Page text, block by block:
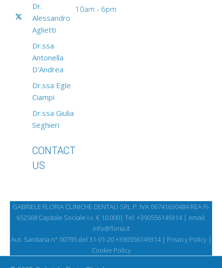
Dr.
Alessandro
Aglietti
Dr.ssa
Antonella
D'Andrea
Dr.ssa Egle
Ciampi
Dr.ssa Giulia
Seghieri
CONTACT
US
10am - 6pm
GABRIELE FLORIA CLINICHE DENTALI SRL P. IVA 06741630484 REA FI-
652568 Capitale Sociale i.v. € 10.000| Tel: +390556149314 | email:
info@floria.it
Aut. Sanitaria n° 00795 del 31-01-20 +390556149314 | Privacy Policy|
Cookie Policy